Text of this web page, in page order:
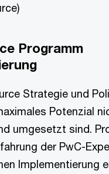
Programm
Strategie und
Potenzial
umgesetzt sind.
der PwC-
Implementierung